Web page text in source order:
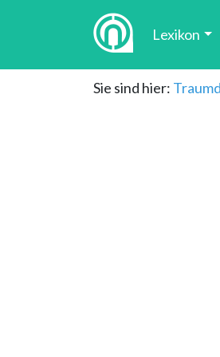
Lexikon
Sie sind hier: